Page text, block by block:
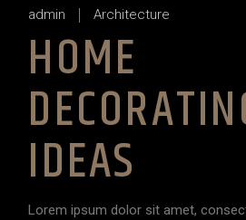
admin Architecture
HOME
IDEAS
Lorem ipsum dolor sit amet,